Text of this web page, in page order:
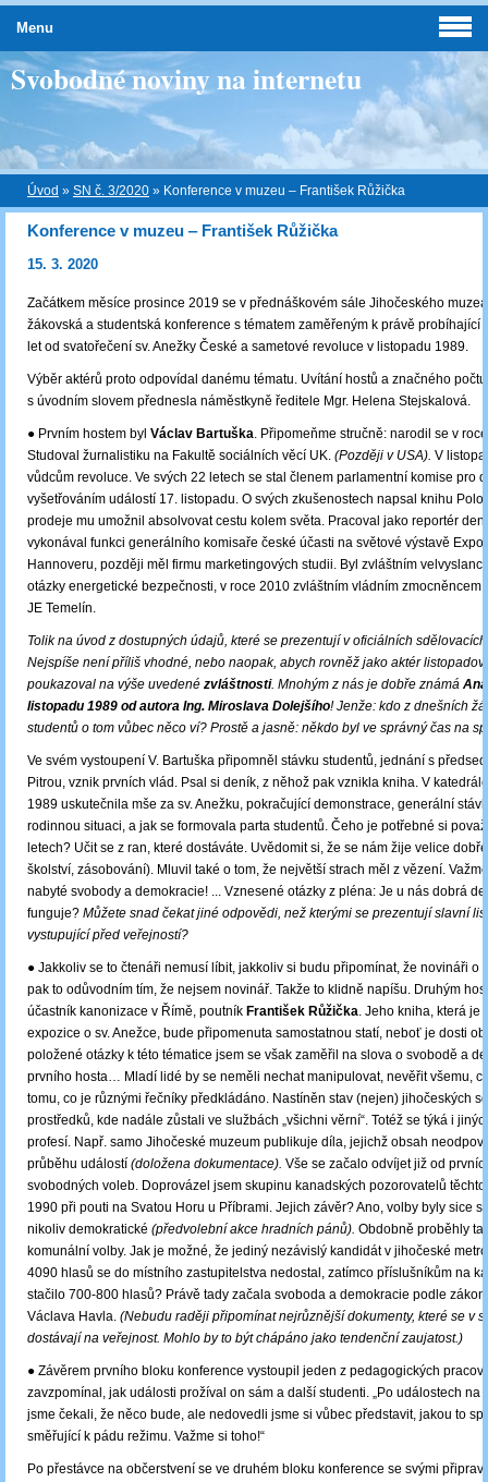
Svobodné noviny na internetu
Úvod » SN č. 3/2020 » Konference v muzeu ‒ František Růžička
Konference v muzeu ‒ František Růžička
15. 3. 2020
Začátkem měsíce prosince 2019 se v přednáškovém sále Jihočeského
žákovská a studentská konference s tématem zaměřeným k právě probíhající
let od svatořečení sv. Anežky České a sametové revoluce v listopadu 1989.
Výběr aktérů proto odpovídal danému tématu. Uvítání hostů a značného
s úvodním slovem přednesla náměstkyně ředitele Mgr. Helena Stejskalová.
● Prvním hostem byl Václav Bartuška. Připomeňme stručně: narodil se v
Studoval žurnalistiku na Fakultě sociálních věcí UK. (Později v USA). V
vůdcům revoluce. Ve svých 22 letech se stal členem parlamentní komise pro
vyšetřováním událostí 17. listopadu. O svých zkušenostech napsal knihu
prodeje mu umožnil absolvovat cestu kolem světa. Pracoval jako reportér
vykonával funkci generálního komisaře české účasti na světové výstavě Expo
Hannoveru, později měl firmu marketingových studii. Byl zvláštním
otázky energetické bezpečnosti, v roce 2010 zvláštním vládním zmocněncem
JE Temelín.
Tolik na úvod z dostupných údajů, které se prezentují v oficiálních
Nejspíše není příliš vhodné, nebo naopak, abych rovněž jako aktér
poukazoval na výše uvedené zvláštnosti. Mnohým z nás je dobře známá
listopadu 1989 od autora Ing. Miroslava Dolejšího! Jenže: kdo z dnešních
studentů o tom vůbec něco ví? Prostě a jasně: někdo byl ve správný čas na
Ve svém vystoupení V. Bartuška připomněl stávku studentů, jednání s
Pitrou, vznik prvních vlád. Psal si deník, z něhož pak vznikla kniha. V
1989 uskutečnila mše za sv. Anežku, pokračující demonstrace, generální
rodinnou situaci, a jak se formovala parta studentů. Čeho je potřebné si
letech? Učit se z ran, které dostáváte. Uvědomit si, že se nám žije velice
školství, zásobování). Mluvil také o tom, že největší strach měl z vězení.
nabyté svobody a demokracie! ... Vznesené otázky z pléna: Je u nás dobrá
funguje? Můžete snad čekat jiné odpovědi, než kterými se prezentují slavní
vystupující před veřejností?
● Jakkoliv se to čtenáři nemusí líbit, jakkoliv si budu připomínat, že novináři o
pak to odůvodním tím, že nejsem novinář. Takže to klidně napíšu. Druhým
účastník kanonizace v Římě, poutník František Růžička. Jeho kniha, která je
expozice o sv. Anežce, bude připomenuta samostatnou statí, neboť je dosti
položené otázky k této tématice jsem se však zaměřil na slova o svobodě a
prvního hosta… Mladí lidé by se neměli nechat manipulovat, nevěřit všemu,
tomu, co je různými řečníky předkládáno. Nastíněn stav (nejen) jihočeských
prostředků, kde nadále zůstali ve službách „všichni věrní“. Totéž se týká i
profesí. Např. samo Jihočeské muzeum publikuje díla, jejichž obsah
průběhu událostí (doložena dokumentace). Vše se začalo odvíjet již od
svobodných voleb. Doprovázel jsem skupinu kanadských pozorovatelů
1990 při pouti na Svatou Horu u Příbrami. Jejich závěr? Ano, volby byly sice
nikoliv demokratické (předvolební akce hradních pánů). Obdobně proběhly
komunální volby. Jak je možné, že jediný nezávislý kandidát v jihočeské
4090 hlasů se do místního zastupitelstva nedostal, zatímco příslušníkům na
stačilo 700-800 hlasů? Právě tady začala svoboda a demokracie podle
Václava Havla. (Nebudu raději připomínat nejrůznější dokumenty, které se v
dostávají na veřejnost. Mohlo by to být chápáno jako tendenční zaujatost.)
● Závěrem prvního bloku konference vystoupil jeden z pedagogických
zavzpomínal, jak události prožíval on sám a další studenti. „Po událostech na
jsme čekali, že něco bude, ale nedovedli jsme si vůbec představit, jakou to
směřující k pádu režimu. Važme si toho!“
Po přestávce na občerstvení se ve druhém bloku konference se svými
Menu